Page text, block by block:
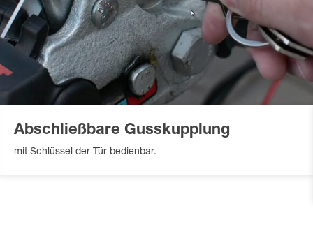
Abschließbare Gusskupplung
mit Schlüssel der Tür bedienbar.